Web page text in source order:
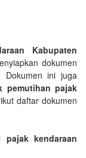
Kabupaten
dokumen
Dokumen ini juga
pemutihan pajak
daftar dokumen
pajak kendaraan